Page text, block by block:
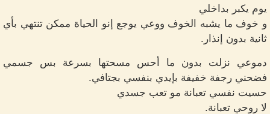
يوم يكبر بداخلي
و خوف ما يشبه الخوف ووعي يوجع إنو الحياة ممكن تنتهي بأي
ثانية بدون إنذار.
دموعي نزلت بدون ما أحس مسحتها بسرعة بس جسمي
فضحني رجفة خفيفة بإيدي بنفسي بجتافي.
حسيت نفسي تعبانة مو تعب جسدي
لا روحي تعبانة.